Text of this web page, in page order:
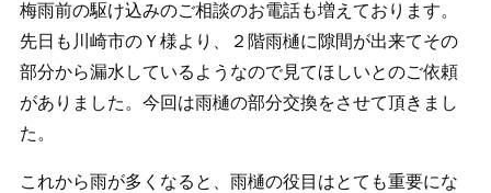
梅雨前の駆け込みのご相談のお電話も増えております。
先日も川崎市のＹ様より、２階雨樋に隙間が出来てその
部分から漏水しているようなので見てほしいとのご依頼
がありました。今回は雨樋の部分交換をさせて頂きまし
た。
これから雨が多くなると、雨樋の役目はとても重要にな